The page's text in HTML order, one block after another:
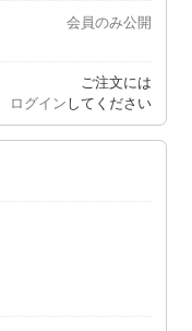
会員のみ公開
ご注文には
ログイン してください